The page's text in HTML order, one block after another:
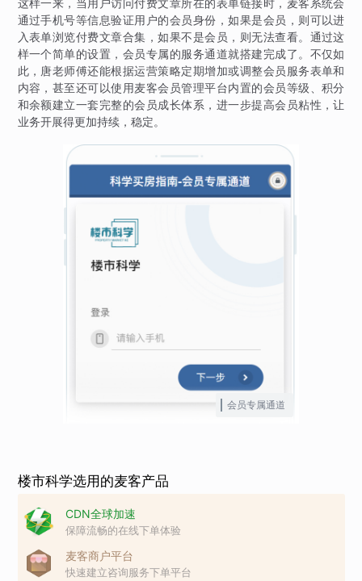
这样一来，当用户访问付费文章所在的表单链接时，麦客系统会
通过手机号等信息验证用户的会员身份，如果是会员，则可以进
入表单浏览付费文章合集，如果不是会员，则无法查看。通过这
样一个简单的设置，会员专属的服务通道就搭建完成了。不仅如
此，唐老师傅还能根据运营策略定期增加或调整会员服务表单和
内容，甚至还可以使用麦客会员管理平台内置的会员等级、积分
和余额建立一套完整的会员成长体系，进一步提高会员粘性，让
业务开展得更加持续，稳定。
会员专属通道
楼市科学选用的麦客产品
CDN全球加速
保障流畅的在线下单体验
麦客商户平台
快速建立咨询服务下单平台